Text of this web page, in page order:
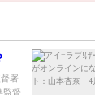
署
監督